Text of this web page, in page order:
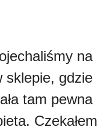
na
sklepie, gdzie
tam pewna
Czekałem